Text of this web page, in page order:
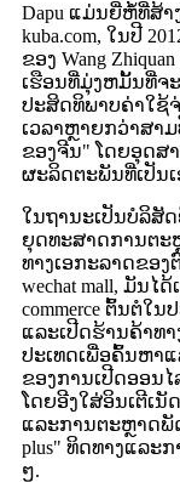
Dapu ແມ່ນຍີ່ຫໍ້ທີ່ສ້າ
kuba.com, ໃນປີ
ຂອງ Wang
ເຮືອນທີ່ມຸ່ງຫມັ້ນທີ່ຈ
ປະສິດທິພາບຄ່າໃຊ້
ເວລາຫຼາຍກວ່າສາມ
ຂອງຈີນ" ໂດຍອຸດສ
ຜະລິດຕະພັນທີ່ເປັນ
ໃນຖານະເປັນບໍລິສັດ
ຍຸດທະສາດການຕະຫຼ
ທາງເອກະລາດຂອງ
wechat mall, ມັນໄ
commerce ຕົ້ນຕໍໃນ
ແລະເປີດຮ້ານຄ້າທ
ປະເທດເພື່ອຄົ້ນຫາ
ຂອງການເປີດອອນ
ໂດຍອີງໃສ່ອິນເຕີເ
ແລະການຕະຫຼາດພັ
plus" ທິດທາງແລະ
ໆ.